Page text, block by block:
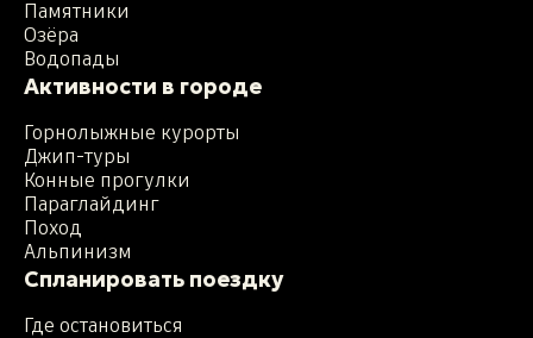
Памятники
Озёра
Водопады
Активности в городе
Горнолыжные курорты
Джип-туры
Конные прогулки
Параглайдинг
Поход
Альпинизм
Спланировать поездку
Где остановиться